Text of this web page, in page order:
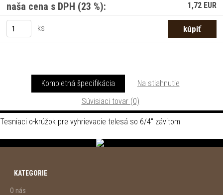
naša cena s DPH (23 %): 1,72 EUR
ks
Kompletná špecifikácia
Na stiahnutie
Súvisiaci tovar (0)
Tesniaci o-krúžok pre vyhrievacie telesá so 6/4" závitom
KATEGORIE
O nás